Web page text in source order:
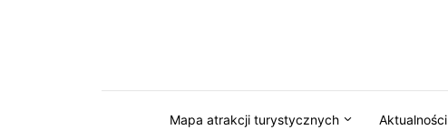
Mapa atrakcji turystycznych Aktualności